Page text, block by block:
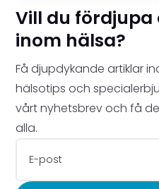
Vill du
inom hälsa?
Få djupdykande artiklar
hälsotips och
vårt nyhetsbrev och få
alla.